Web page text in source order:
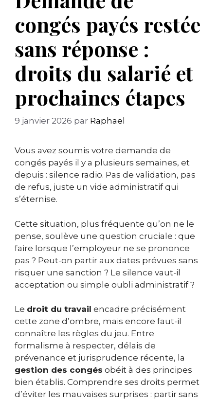
congés payés restée
sans réponse :
droits du salarié et
prochaines étapes
9 janvier 2026 par Raphaël
Vous avez soumis votre demande de
congés payés il y a plusieurs semaines, et
depuis : silence radio. Pas de validation, pas
de refus, juste un vide administratif qui
s’éternise.
Cette situation, plus fréquente qu’on ne le
pense, soulève une question cruciale : que
faire lorsque l’employeur ne se prononce
pas ? Peut-on partir aux dates prévues sans
risquer une sanction ? Le silence vaut-il
acceptation ou simple oubli administratif ?
Le droit du travail encadre précisément
cette zone d’ombre, mais encore faut-il
connaître les règles du jeu. Entre
formalisme à respecter, délais de
prévenance et jurisprudence récente, la
gestion des congés obéit à des principes
bien établis. Comprendre ses droits permet
d’éviter les mauvaises surprises : partir sans